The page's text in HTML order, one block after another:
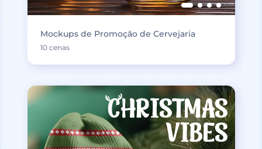
Mockups de Promoção de Cervejaria
10 cenas